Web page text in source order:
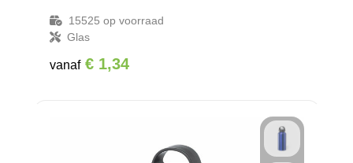
15525 op voorraad
Glas
vanaf € 1,34